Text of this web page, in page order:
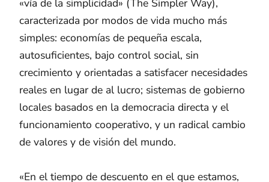
caracterizada por modos de vida mucho más
simples: economías de pequeña escala,
autosuficientes, bajo control social, sin
crecimiento y orientadas a satisfacer necesidades
reales en lugar de al lucro; sistemas de gobierno
locales basados en la democracia directa y el
funcionamiento cooperativo, y un radical cambio
de valores y de visión del mundo.
«En el tiempo de descuento en el que estamos,